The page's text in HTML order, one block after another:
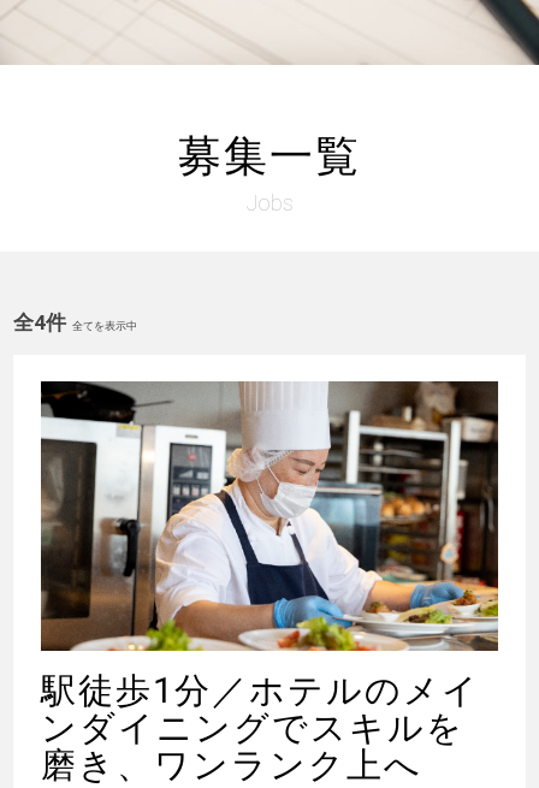
募集一覧
Jobs
全4件 全てを表示中
駅徒歩1分／ホテルのメイ
ンダイニングでスキルを
磨き、ワンランク上へ